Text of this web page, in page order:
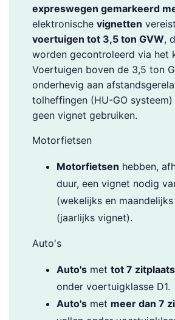
expreswegen gemarkeerd
elektronischevignetten
voertuigen tot 3,5 ton GVW,
worden gecontroleerd via het
Voertuigen boven de 3,5 ton
onderhevig aan
tolheffingen (HU-GO systeem)
geen vignet gebruiken.
Motorfietsen
Motorfietsen hebben,
duur, een vignet nodig
(wekelijks en
(jaarlijks vignet).
Auto's
Auto's mettot 7
onder voertuigklasse D1.
Auto's met meer dan 7